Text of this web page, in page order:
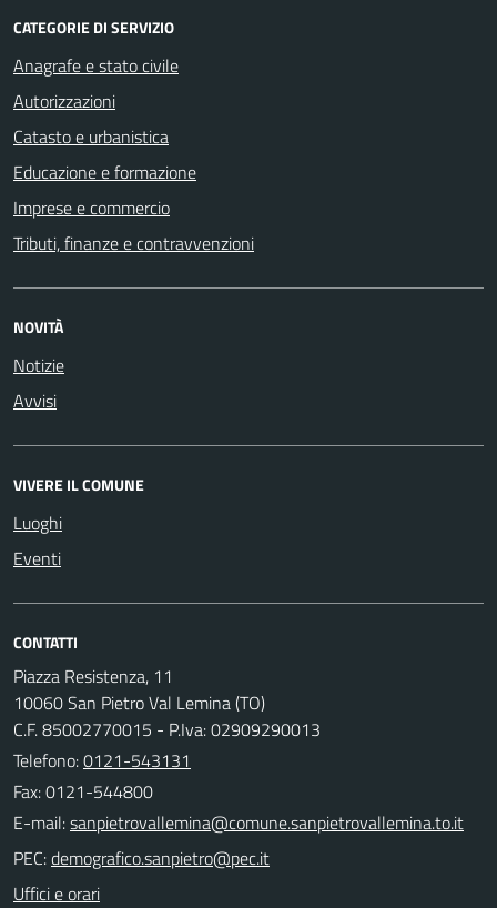
CATEGORIE DI SERVIZIO
Anagrafe e stato civile
Autorizzazioni
Catasto e urbanistica
Educazione e formazione
Imprese e commercio
Tributi, finanze e contravvenzioni
NOVITÀ
Notizie
Avvisi
VIVERE IL COMUNE
Luoghi
Eventi
CONTATTI
Piazza Resistenza, 11
10060 San Pietro Val Lemina (TO)
C.F. 85002770015 - P.Iva: 02909290013
Telefono:0121-543131
Fax: 0121-544800
E-mail:
PEC:
Uffici e orari